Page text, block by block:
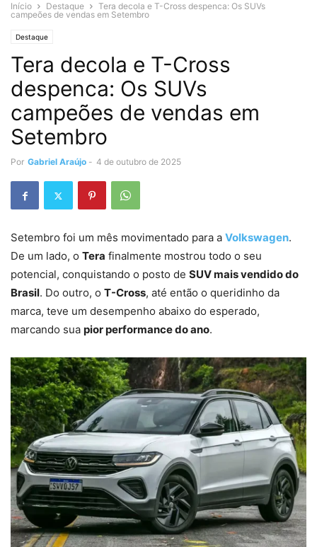
Início Destaque
Tera decola e T-Cross despenca: Os SUVs
campeões de vendas em Setembro
Destaque
Tera decola e T-Cross
despenca: Os SUVs
campeões de vendas em
Setembro
Por Gabriel Araújo - 4 de outubro de 2025
Setembro foi um mês movimentado para a Volkswagen.
De um lado, o Tera finalmente mostrou todo o seu
potencial, conquistando o posto de SUV mais vendido do
Brasil. Do outro, o T-Cross, até então o queridinho da
marca, teve um desempenho abaixo do esperado,
marcando sua pior performance do ano.